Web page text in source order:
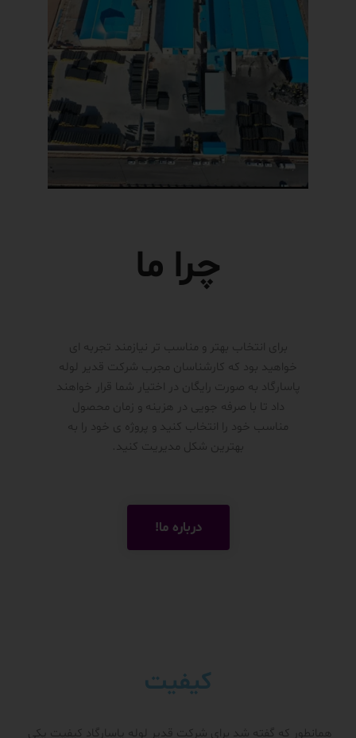
چرا ما
برای انتخاب بهتر و مناسب تر نیازمند تجربه ای
خواهید بود که کارشناسان مجرب شرکت قدیر لوله
پاسارگاد به صورت رایگان در اختیار شما قرار خواهند
داد تا با صرفه جویی در هزینه و زمان محصول
مناسب خود را انتخاب کنید و پروژه ی خود را به
بهترین شکل مدیریت کنید.
درباره ما!
کیفیت
همانطور که گفته شد برای شرکت قدیر لوله پاسارگاد کیفیت یکی